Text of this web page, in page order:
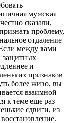
мужская
сказали,
проблему,
отдаление
между вами
защитных
и
признаков
более живо, вы
взаимной
к теме еще раз
сдвиги, из